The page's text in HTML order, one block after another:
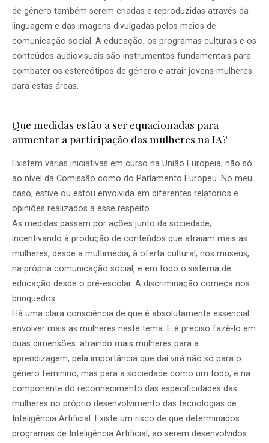
de género também serem criadas e reproduzidas através da
linguagem e das imagens divulgadas pelos meios de
comunicação social. A educação, os programas culturais e os
conteúdos audiovisuais são instrumentos fundamentais para
combater os estereótipos de género e atrair jovens mulheres
para estas áreas.
Que medidas estão a ser equacionadas para
aumentar a participação das mulheres na IA?
Existem várias iniciativas em curso na União Europeia, não só
ao nível da Comissão como do Parlamento Europeu. No meu
caso, estive ou estou envolvida em diferentes relatórios e
opiniões realizados a esse respeito.
As medidas passam por ações junto da sociedade,
incentivando à produção de conteúdos que atraiam mais as
mulheres, desde a multimédia, à oferta cultural, nos museus,
na própria comunicação social, e em todo o sistema de
educação desde o pré-escolar. A discriminação começa nos
brinquedos…
Há uma clara consciência de que é absolutamente essencial
envolver mais as mulheres neste tema. E é preciso fazê-lo em
duas dimensões: atraindo mais mulheres para a
aprendizagem, pela importância que daí virá não só para o
género feminino, mas para a sociedade como um todo; e na
componente do reconhecimento das especificidades das
mulheres no próprio desenvolvimento das tecnologias de
Inteligência Artificial. Existe um risco de que determinados
programas de Inteligência Artificial, ao serem desenvolvidos